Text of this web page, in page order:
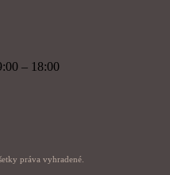
– 18:00
práva vyhradené.